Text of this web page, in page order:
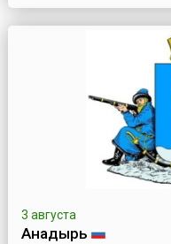
3 августа
Анадырь